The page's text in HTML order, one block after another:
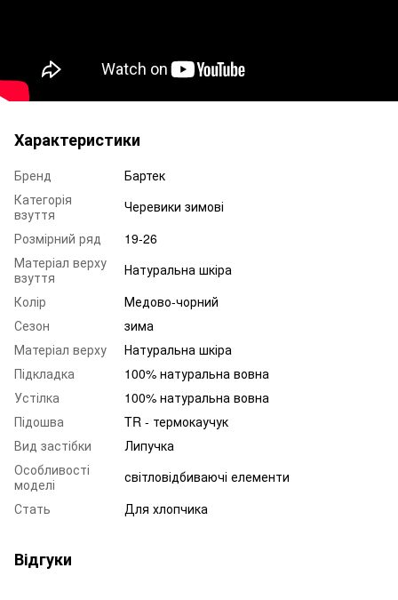
Характеристики
Бренд
Бартек
Категорія
взуття
Черевики зимові
Розмірний ряд
19-26
Матеріал верху
взуття
Натуральна шкіра
Колір
Медово-чорний
Сезон
зима
Матеріал верху
Натуральна шкіра
Підкладка
100% натуральна вовна
Устілка
100% натуральна вовна
Підошва
TR - термокаучук
Вид застібки
Липучка
Особливості
моделі
світловідбиваючі елементи
Стать
Для хлопчика
Відгуки